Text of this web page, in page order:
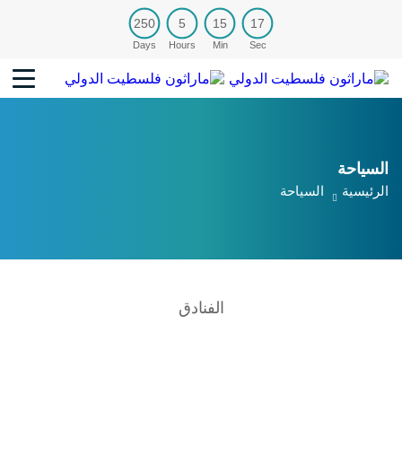
250
Days
5
Hours
15
Min
17
Sec
السياحة
الرئيسية السياحة
الفنادق